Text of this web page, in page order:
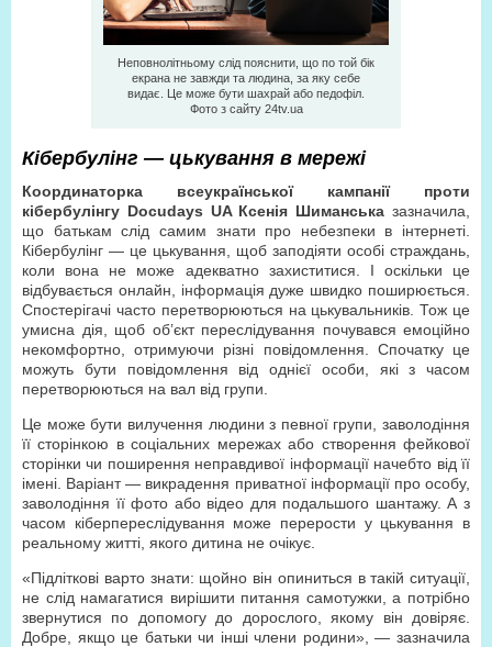
Неповнолітньому слід пояснити, що по той бік
екрана не завжди та людина, за яку себе
видає. Це може бути шахрай або педофіл.
Фото з сайту 24tv.ua
Кібербулінг — цькування в мережі
Координаторка всеукраїнської кампанії проти
кібербулінгу Docudays UA Ксенія Шиманська зазначила,
що батькам слід самим знати про небезпеки в інтернеті.
Кібербулінг — це цькування, щоб заподіяти особі страждань,
коли вона не може адекватно захиститися. І оскільки це
відбувається онлайн, інформація дуже швидко поширюється.
Спостерігачі часто перетворюються на цькувальників. Тож це
умисна дія, щоб об’єкт переслідування почувався емоційно
некомфортно, отримуючи різні повідомлення. Спочатку це
можуть бути повідомлення від однієї особи, які з часом
перетворюються на вал від групи.
Це може бути вилучення людини з певної групи, заволодіння
її сторінкою в соціальних мережах або створення фейкової
сторінки чи поширення неправдивої інформації начебто від її
імені. Варіант — викрадення приватної інформації про особу,
заволодіння її фото або відео для подальшого шантажу. А з
часом кіберпереслідування може перерости у цькування в
реальному житті, якого дитина не очікує.
«Підліткові варто знати: щойно він опиниться в такій ситуації,
не слід намагатися вирішити питання самотужки, а потрібно
звернутися по допомогу до дорослого, якому він довіряє.
Добре, якщо це батьки чи інші члени родини», — зазначила